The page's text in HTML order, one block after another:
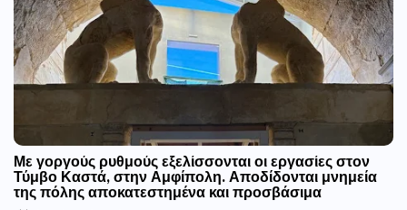
Με γοργούς ρυθμούς εξελίσσονται οι εργασίες στον
Τύμβο Καστά, στην Αμφίπολη. Αποδίδονται μνημεία
της πόλης αποκατεστημένα και προσβάσιμα